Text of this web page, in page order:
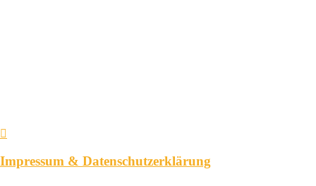
Impressum & Datenschutzerklärung